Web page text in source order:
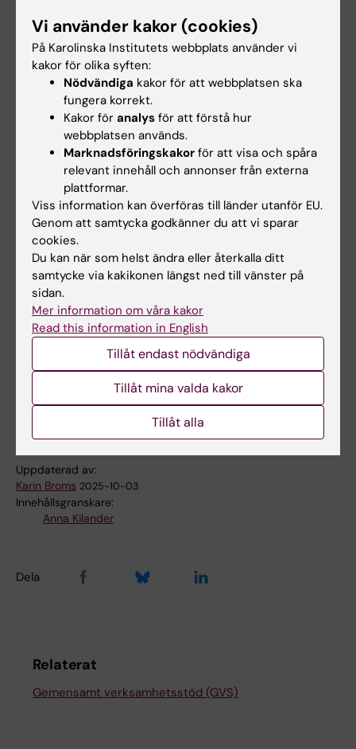
Inventera hur projekt bedrivs idag
Etablera ett nätverk för erfarenhetsutbyte
Rekrytera en ny projektledare som ska
stötta större projekt under ett års tid till
att börja med.
Ett första möte med alla avdelningschefer
planeras inom kort, där fokus ligger på att
skapa en gemensam bild av pågående projekt
och prioriteringar.
– Med utvecklingskontoret tar vi ett viktigt
steg mot ett mer samordnat och strategiskt
utvecklingsarbete inom GVS. Det ger oss
bättre förutsättningar att prioritera rätt och
skapa verkligt värde för hela KI, säger
, universitetsdirektör.
Projekt
Uppdaterad av:
Karin Broms 2025-10-03
Innehållsgranskare:
Anna Kilander
Dela
Relaterat
Gemensamt verksamhetsstöd (GVS)
Vi använder kakor (cookies)
På Karolinska Institutets webbplats använder vi
kakor för olika syften:
Nödvändiga kakor för att webbplatsen ska
fungera korrekt.
Kakor för analys för att förstå hur
webbplatsen används.
Marknadsföringskakor för att visa och spåra
relevant innehåll och annonser från externa
plattformar.
Viss information kan överföras till länder utanför EU.
Genom att samtycka godkänner du att vi sparar
cookies.
Du kan när som helst ändra eller återkalla ditt
samtycke via kakikonen längst ned till vänster på
sidan.
Mer information om våra kakor
Read this information in English
Tillåt endast nödvändiga
Tillåt mina valda kakor
Tillåt alla